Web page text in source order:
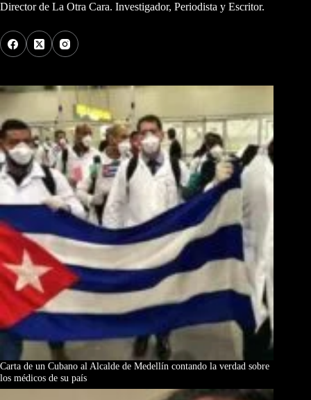
Director de La Otra Cara. Investigador, Periodista y Escritor.
Carta de un Cubano al Alcalde de Medellín contando la verdad sobre
los médicos de su país